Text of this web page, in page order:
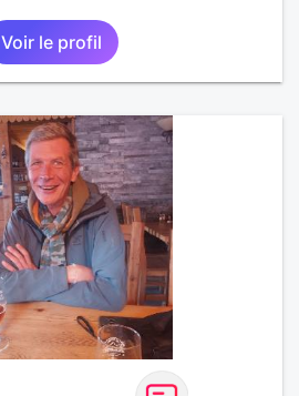
Voir le profil